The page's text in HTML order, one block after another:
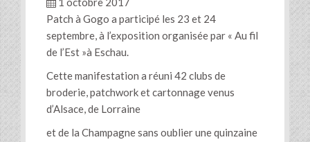
Patch à Gogo a participé les 23 et 24
septembre, à l’exposition organisée par « Au fil
de l’Est »à Eschau.
Cette manifestation a réuni 42 clubs de
broderie, patchwork et cartonnage venus
d’Alsace, de Lorraine
et de la Champagne sans oublier une quinzaine